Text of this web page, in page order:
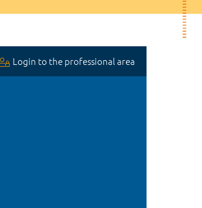
Login to the professional area